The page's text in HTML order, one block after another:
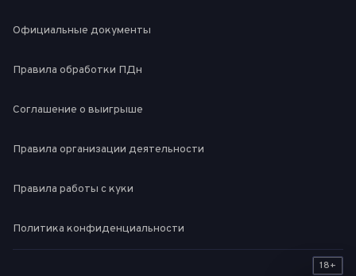
Официальные документы
Правила обработки ПДн
Соглашение о выигрыше
Правила организации деятельности
Правила работы с куки
Политика конфиденциальности
18+